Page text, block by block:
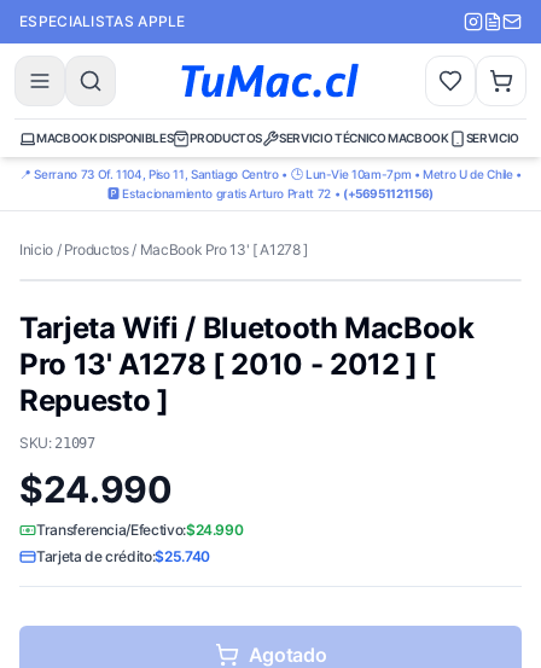
ESPECIALISTAS APPLE
MACBOOK DISPONIBLES PRODUCTOS SERVICIO TÉCNICO MACBOOK SERVICIO
📍 Serrano 73 Of. 1104, Piso 11, Santiago Centro • 🕒 Lun-Vie 10am-7pm • Metro U de Chile •
🅿️ Estacionamiento gratis Arturo Pratt 72 • (+56951121156)
Inicio/ Productos/ MacBook Pro 13' [ A1278 ]
Tarjeta Wifi / Bluetooth MacBook
Pro 13' A1278 [ 2010 - 2012 ] [
Repuesto ]
SKU: 21097
$24.990
Transferencia/Efectivo:$24.990
Tarjeta de crédito:$25.740
Agotado